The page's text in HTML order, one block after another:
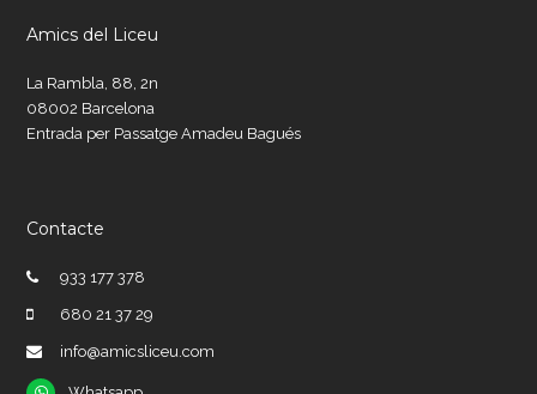
Amics del Liceu
La Rambla, 88, 2n
08002 Barcelona
Entrada per Passatge Amadeu Bagués
Contacte
933 177 378
680 21 37 29
info@amicsliceu.com